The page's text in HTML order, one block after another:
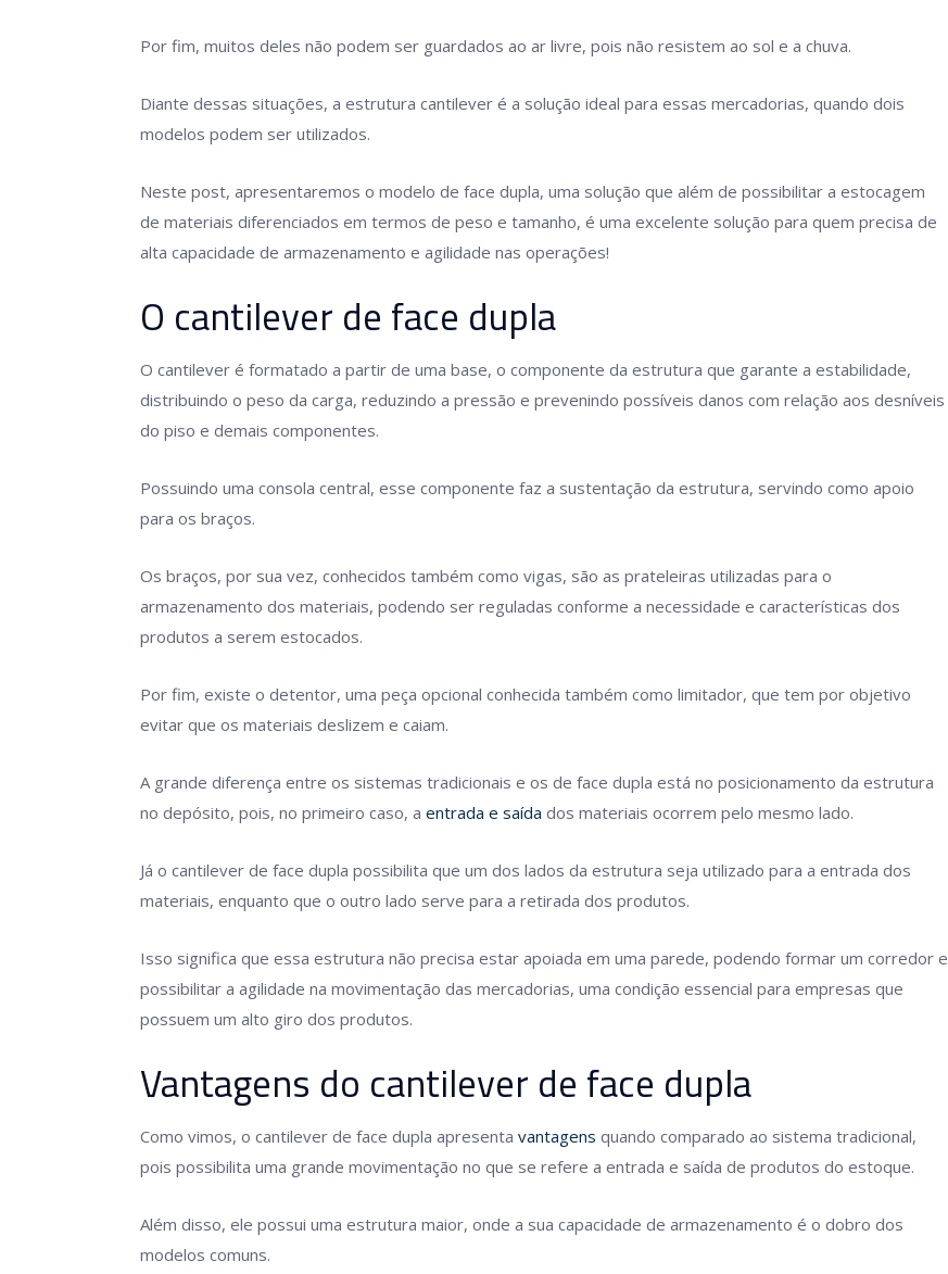
Por fim, muitos deles não podem ser guardados ao ar livre, pois não resistem ao sol e a chuva.
Diante dessas situações, a estrutura cantilever é a solução ideal para essas mercadorias, quando dois
modelos podem ser utilizados.
Neste post, apresentaremos o modelo de face dupla, uma solução que além de possibilitar a estocagem
de materiais diferenciados em termos de peso e tamanho, é uma excelente solução para quem precisa de
alta capacidade de armazenamento e agilidade nas operações!
O cantilever de face dupla
O cantilever é formatado a partir de uma base, o componente da estrutura que garante a estabilidade,
distribuindo o peso da carga, reduzindo a pressão e prevenindo possíveis danos com relação aos desníveis
do piso e demais componentes.
Possuindo uma consola central, esse componente faz a sustentação da estrutura, servindo como apoio
para os braços.
Os braços, por sua vez, conhecidos também como vigas, são as prateleiras utilizadas para o
armazenamento dos materiais, podendo ser reguladas conforme a necessidade e características dos
produtos a serem estocados.
Por fim, existe o detentor, uma peça opcional conhecida também como limitador, que tem por objetivo
evitar que os materiais deslizem e caiam.
A grande diferença entre os sistemas tradicionais e os de face dupla está no posicionamento da estrutura
no depósito, pois, no primeiro caso, a entrada e saída dos materiais ocorrem pelo mesmo lado.
Já o cantilever de face dupla possibilita que um dos lados da estrutura seja utilizado para a entrada dos
materiais, enquanto que o outro lado serve para a retirada dos produtos.
Isso significa que essa estrutura não precisa estar apoiada em uma parede, podendo formar um corredor e
possibilitar a agilidade na movimentação das mercadorias, uma condição essencial para empresas que
possuem um alto giro dos produtos.
Vantagens do cantilever de face dupla
Como vimos, o cantilever de face dupla apresenta vantagens quando comparado ao sistema tradicional,
pois possibilita uma grande movimentação no que se refere a entrada e saída de produtos do estoque.
Além disso, ele possui uma estrutura maior, onde a sua capacidade de armazenamento é o dobro dos
modelos comuns.